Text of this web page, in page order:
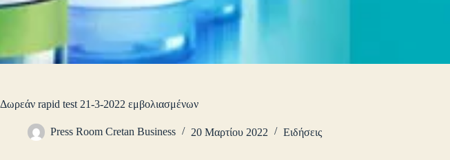
Δωρεάν rapid test 21-3-2022 εμβολιασμένων
Press Room Cretan Business 20 Μαρτίου 2022 Ειδήσεις